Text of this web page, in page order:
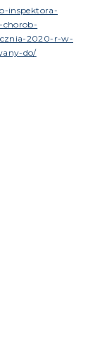
inspektora-
chorob-
2020-r-w-
do/